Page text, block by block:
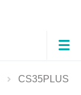
CS35PLUS